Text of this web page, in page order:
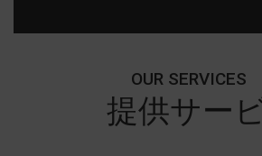
OUR SERVICES
提供サー